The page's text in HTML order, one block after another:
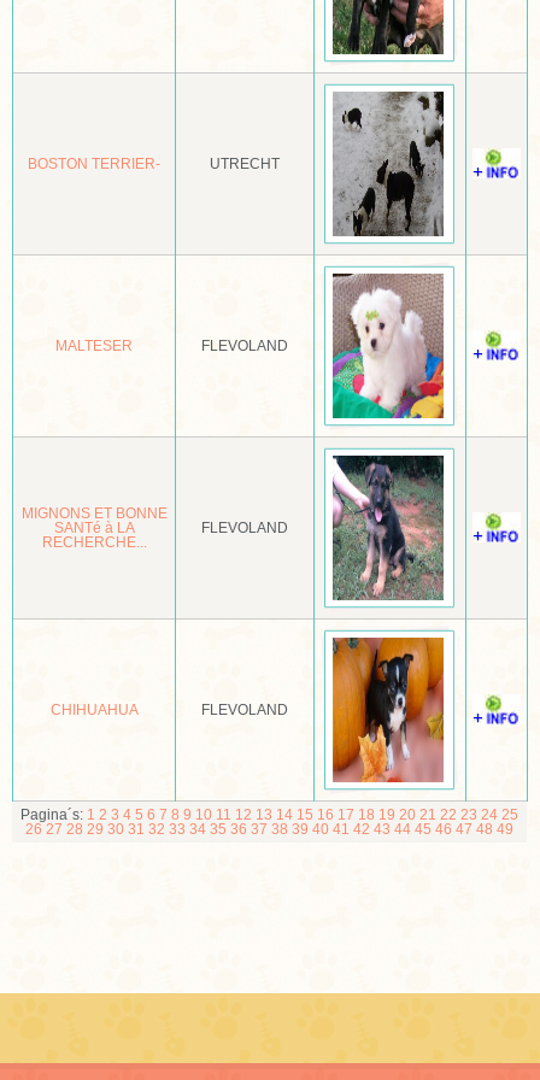
MEXICAANSE NAAKTHOND OF XOLOITZCUINTLE
MINIATURE BULL TERRIËR
MUDI
NOORSE BUHUND
NORBOTTENSPETS (POHJANPYSTYKORVA)
BOSTON TERRIER- UTRECHT
MALTESER FLEVOLAND
MIGNONS ET BONNE
SANTé à LA
RECHERCHE...
FLEVOLAND
CHIHUAHUA FLEVOLAND
Pagina´s: 1 2 3 4 5 6 7 8 9 10 11 12 13 14 15 16 17 18 19 20 21 22 23 24 25
26 27 28 29 30 31 32 33 34 35 36 37 38 39 40 41 42 43 44 45 46 47 48 49